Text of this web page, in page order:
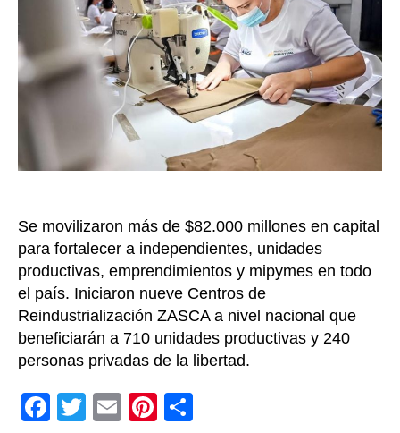
en
2023
y
las
este
Se movilizaron más de $82.000 millones en capital
para fortalecer a independientes, unidades
productivas, emprendimientos y mipymes en todo
el país. Iniciaron nueve Centros de
Reindustrialización ZASCA a nivel nacional que
beneficiarán a 710 unidades productivas y 240
personas privadas de la libertad.
F
T
E
Pi